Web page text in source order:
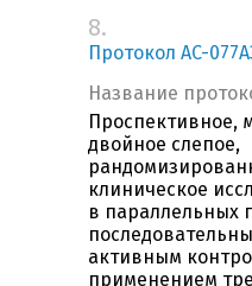
8.
Протокол AC-
Название
Проспективное,
двойное слепое,
клиническое
в параллельных
активным
применением